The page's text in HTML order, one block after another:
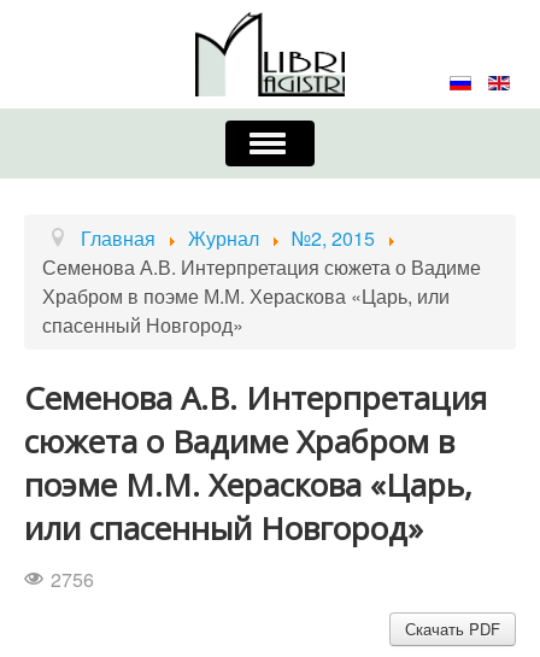
Включить/
выключить
навигацию
Журнал
Требования к оформлению
Порядок приема и публикации
Издательская этика
Список авторов
Устав
Главная Журнал
№2, 2015
Семенова А.В. Интерпретация сюжета о Вадиме
Храбром в поэме М.М. Хераскова «Царь, или
спасенный Новгород»
Семенова А.В. Интерпретация
сюжета о Вадиме Храбром в
поэме М.М. Хераскова «Царь,
или спасенный Новгород»
2756
Скачать PDF